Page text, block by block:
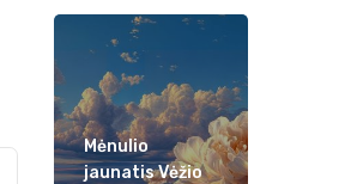
Mėnulio
jaunatis Vėžio